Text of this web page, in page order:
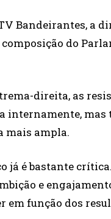
Bandeirantes, a
do
direita, as
internamente,
mais ampla.
já é bastante
e
função dos